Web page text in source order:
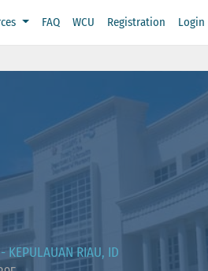
FAQ WCU Registration Login
KEPULAUAN RIAU, ID